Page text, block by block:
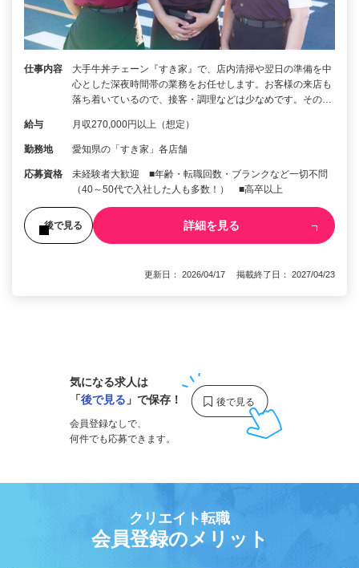
仕事内容
大手牛丼チェーン『すき家』で、店内清掃や翌日の準備を中
心とした深夜時間帯の業務をお任せします。お客様の来店も
落ち着いているので、接客・調理などは少なめです。その…
給与 月収270,000円以上（想定）
勤務地 愛知県の「すき家」各店舗
応募資格
未経験者大歓迎 ■年齢・転職回数・ブランクなど一切不問
（40～50代で入社した人も多数！） ■高卒以上
後で見る 詳細を見る
更新日： 2026/04/17 掲載終了日： 2027/04/23
気になる求人は
「後で見る 」で保存！
会員登録なしで、
何件でも応募できます。
クリエイト転職
会員登録のメリット